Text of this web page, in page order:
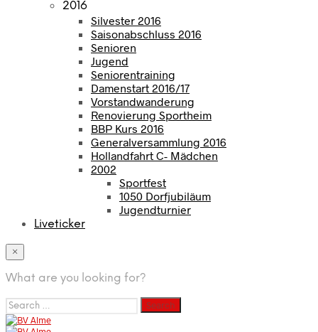
2016
Silvester 2016
Saisonabschluss 2016
Senioren
Jugend
Seniorentraining
Damenstart 2016/17
Vorstandwanderung
Renovierung Sportheim
BBP Kurs 2016
Generalversammlung 2016
Hollandfahrt C- Mädchen
2002
Sportfest
1050 Dorfjubiläum
Jugendturnier
Liveticker
×
What are you looking for?
Search
for: